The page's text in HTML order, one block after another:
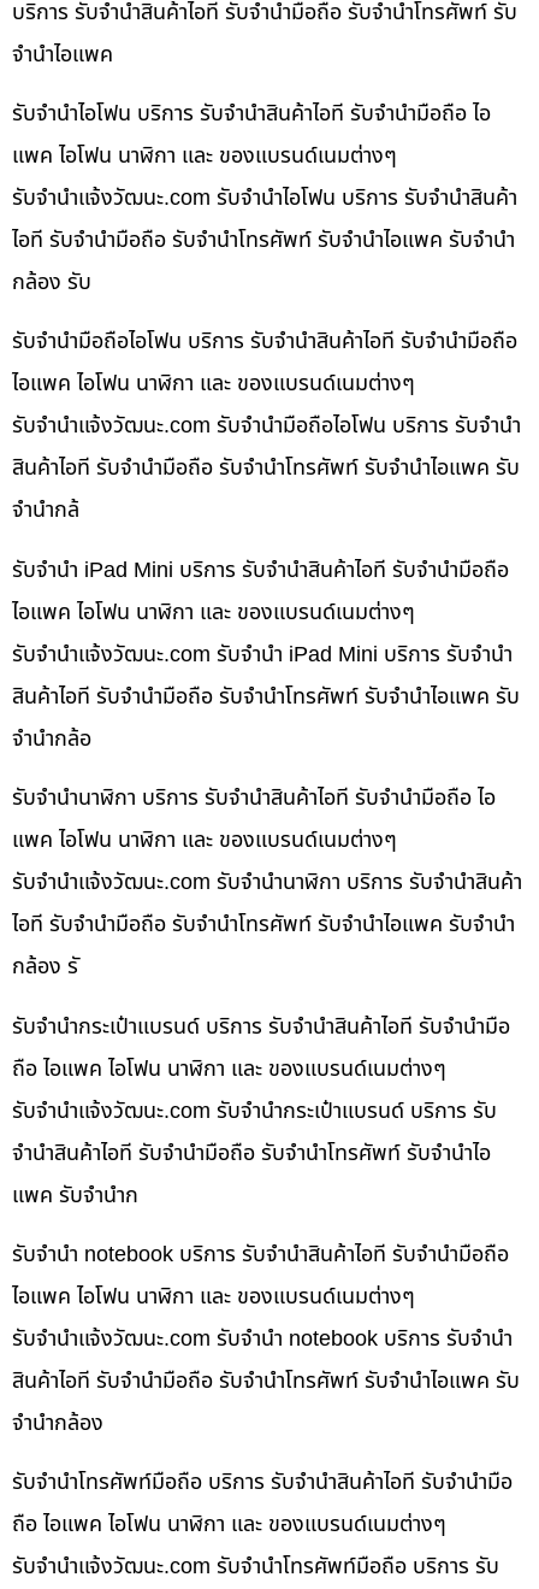
บริการ รับจำนำสินค้าไอที รับจำนำมือถือ รับจำนำโทรศัพท์ รับ
จำนำไอแพค
รับจำนำไอโฟน บริการ รับจำนำสินค้าไอที รับจำนำมือถือ ไอ
แพค ไอโฟน นาฬิกา และ ของแบรนด์เนมต่างๆ
รับจํานําแจ้งวัฒนะ.com รับจำนำไอโฟน บริการ รับจำนำสินค้า
ไอที รับจำนำมือถือ รับจำนำโทรศัพท์ รับจำนำไอแพค รับจำนำ
กล้อง รับ
รับจำนำมือถือไอโฟน บริการ รับจำนำสินค้าไอที รับจำนำมือถือ
ไอแพค ไอโฟน นาฬิกา และ ของแบรนด์เนมต่างๆ
รับจํานําแจ้งวัฒนะ.com รับจำนำมือถือไอโฟน บริการ รับจำนำ
สินค้าไอที รับจำนำมือถือ รับจำนำโทรศัพท์ รับจำนำไอแพค รับ
จำนำกล้
รับจำนำ iPad Mini บริการ รับจำนำสินค้าไอที รับจำนำมือถือ
ไอแพค ไอโฟน นาฬิกา และ ของแบรนด์เนมต่างๆ
รับจํานําแจ้งวัฒนะ.com รับจำนำ iPad Mini บริการ รับจำนำ
สินค้าไอที รับจำนำมือถือ รับจำนำโทรศัพท์ รับจำนำไอแพค รับ
จำนำกล้อ
รับจำนำนาฬิกา บริการ รับจำนำสินค้าไอที รับจำนำมือถือ ไอ
แพค ไอโฟน นาฬิกา และ ของแบรนด์เนมต่างๆ
รับจํานําแจ้งวัฒนะ.com รับจำนำนาฬิกา บริการ รับจำนำสินค้า
ไอที รับจำนำมือถือ รับจำนำโทรศัพท์ รับจำนำไอแพค รับจำนำ
กล้อง รั
รับจำนำกระเป๋าแบรนด์ บริการ รับจำนำสินค้าไอที รับจำนำมือ
ถือ ไอแพค ไอโฟน นาฬิกา และ ของแบรนด์เนมต่างๆ
รับจํานําแจ้งวัฒนะ.com รับจำนำกระเป๋าแบรนด์ บริการ รับ
จำนำสินค้าไอที รับจำนำมือถือ รับจำนำโทรศัพท์ รับจำนำไอ
แพค รับจำนำก
รับจำนำ notebook บริการ รับจำนำสินค้าไอที รับจำนำมือถือ
ไอแพค ไอโฟน นาฬิกา และ ของแบรนด์เนมต่างๆ
รับจํานําแจ้งวัฒนะ.com รับจำนำ notebook บริการ รับจำนำ
สินค้าไอที รับจำนำมือถือ รับจำนำโทรศัพท์ รับจำนำไอแพค รับ
จำนำกล้อง
รับจำนำโทรศัพท์มือถือ บริการ รับจำนำสินค้าไอที รับจำนำมือ
ถือ ไอแพค ไอโฟน นาฬิกา และ ของแบรนด์เนมต่างๆ
รับจํานําแจ้งวัฒนะ.com รับจำนำโทรศัพท์มือถือ บริการ รับ